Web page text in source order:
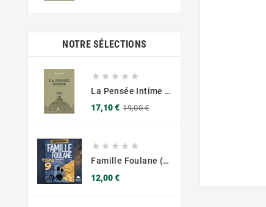
NOTRE SÉLECTIONS
    
La Pensée Intime - Ibn Al Jawzi - Éditions Chama (Al Azhar)
17,10 € 19,00 €
    
Famille Foulane (Tome 9) : Tempête
12,00 €Prix